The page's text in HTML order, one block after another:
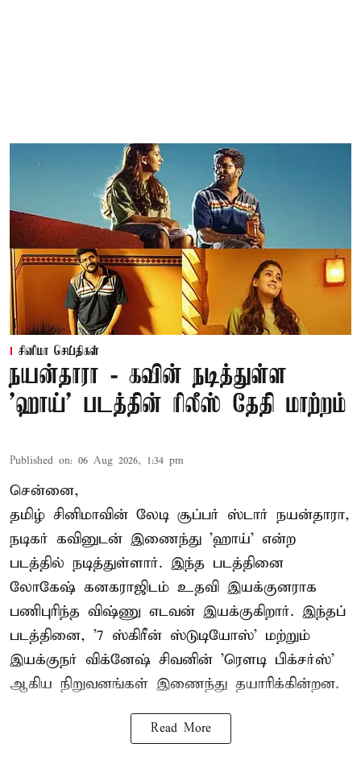
சினிமா செய்திகள்
நயன்தாரா - கவின் நடித்துள்ள
'ஹாய்' படத்தின் ரிலீஸ் தேதி மாற்றம்
Published on: 06 Aug 2026, 1:34 pm
சென்னை,
தமிழ் சினிமாவின் லேடி சூப்பர் ஸ்டார் நயன்தாரா,
நடிகர் கவினுடன் இணைந்து 'ஹாய்' என்ற
படத்தில் நடித்துள்ளார். இந்த படத்தினை
லோகேஷ் கனகராஜிடம் உதவி இயக்குனராக
பணிபுரிந்த விஷ்ணு எடவன் இயக்குகிறார். இந்தப்
படத்தினை, '7 ஸ்கிரீன் ஸ்டுடியோஸ்' மற்றும்
இயக்குநர் விக்னேஷ் சிவனின் 'ரௌடி பிக்சர்ஸ்'
ஆகிய நிறுவனங்கள் இணைந்து தயாரிக்கின்றன.
Read More